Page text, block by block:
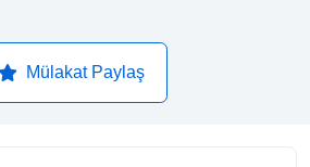
Mülakat Paylaş